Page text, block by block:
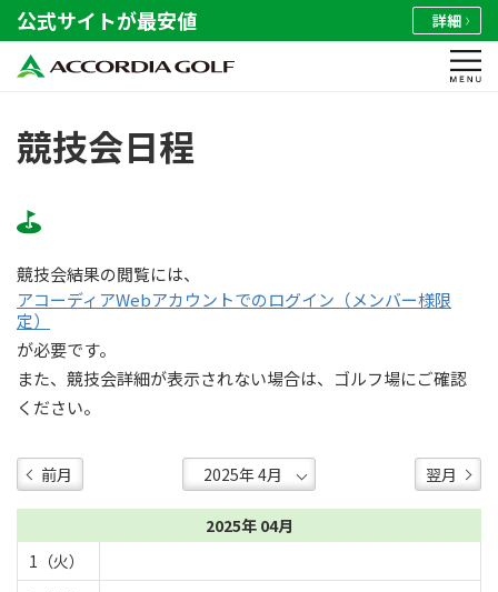
公式サイトが最安値 詳細
競技会日程
競技会結果の閲覧には、
アコーディアWebアカウントでのログイン（メンバー様限
定）
が必要です。
また、競技会詳細が表示されない場合は、ゴルフ場にご確認
ください。
前月 翌月
2025年 04月
1（火）